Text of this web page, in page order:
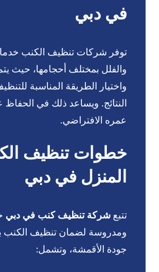
في دبي
توفر شركات تنظيف الكنب
والفلل بمختلف أحجامها، حيث
واختيار الطريقة المناسبة
النتائج. ويساعد ذلك في الحفاظ
عمره الافتراضي.
خطوات تنظيف
المنزل في دبي
تتبعشركة تنظيف كنب في دبي
ومدروسة لضمان تنظيف الكنب
جودة الأقمشة، وتشمل: